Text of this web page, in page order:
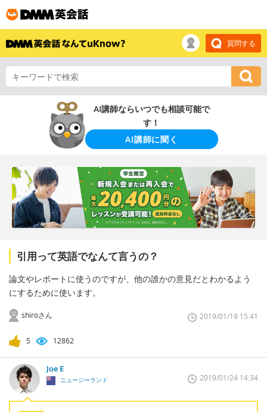
質問する
AI講師ならいつでも相談可能で
す！
AI講師に聞く
引用って英語でなんて言うの？
論文やレポートに使うのですが、他の誰かの意見だとわかるよう
にするために使います。
shiroさん 2019/01/19 15:41
5 12862
Joe E
ニュージーランド 2019/01/24 14:34